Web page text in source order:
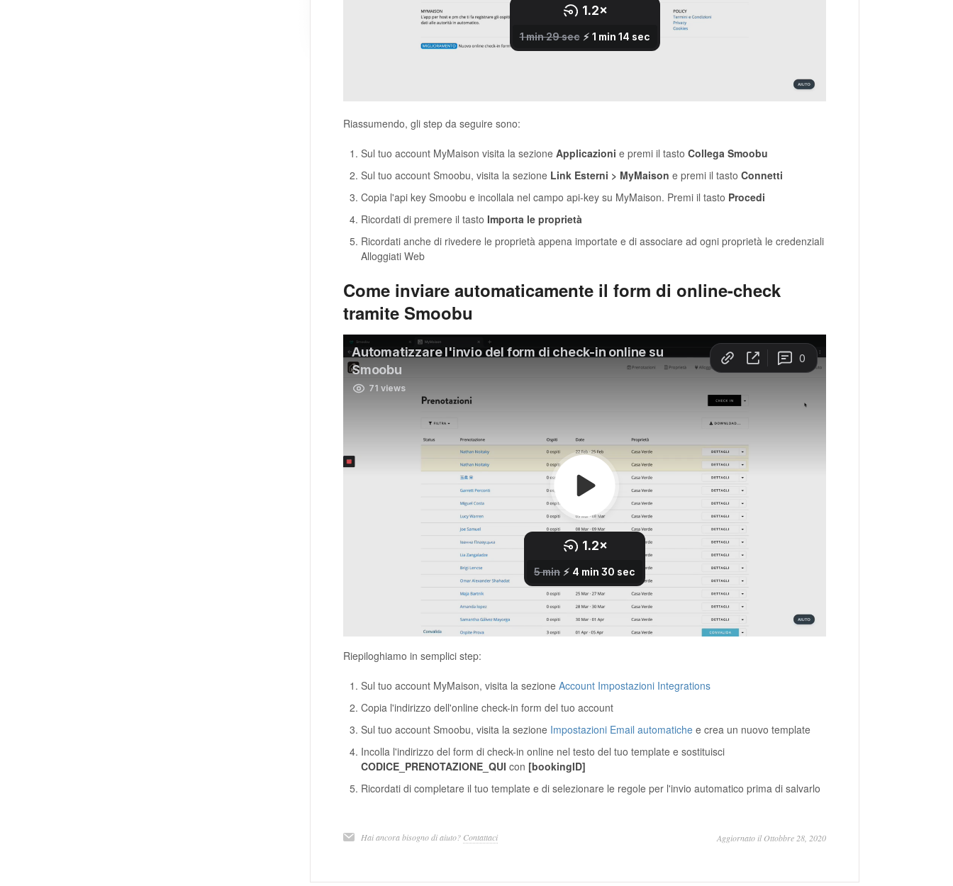
Riassumendo, gli step da seguire sono:
Sul tuo account MyMaison visita la sezione Applicazioni e premi il tasto Collega Smoobu
Sul tuo account Smoobu, visita la sezione Link Esterni > MyMaison e premi il tasto Connetti
Copia l'api key Smoobu e incollala nel campo api-key su MyMaison. Premi il tasto Procedi
Ricordati di premere il tasto Importa le proprietà
Ricordati anche di rivedere le proprietà appena importate e di associare ad ogni proprietà le credenziali
Alloggiati Web
Come inviare automaticamente il form di online-check
tramite Smoobu
Riepiloghiamo in semplici step:
Sul tuo account MyMaison, visita la sezione Account Impostazioni Integrations
Copia l'indirizzo dell'online check-in form del tuo account
Sul tuo account Smoobu, visita la sezione Impostazioni Email automatichee crea un nuovo template
Incolla l'indirizzo del form di check-in online nel testo del tuo template e sostituisci
CODICE_PRENOTAZIONE_QUI con [bookingID]
Ricordati di completare il tuo template e di selezionare le regole per l'invio automatico prima di salvarlo
Hai ancora bisogno di aiuto? Contattaci Aggiornato il Ottobbre 28, 2020